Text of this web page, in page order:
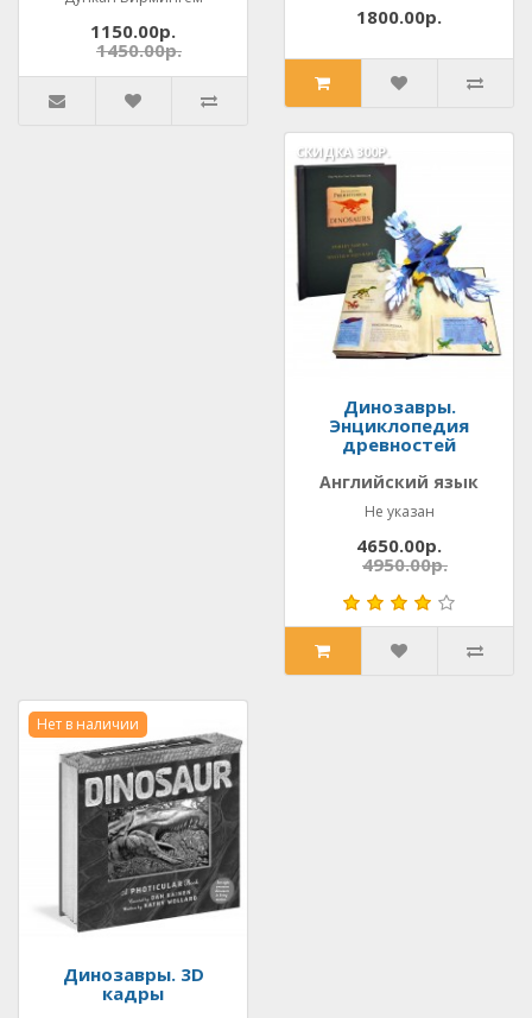
1150.00р.
1450.00р.
1800.00р.
Динозавры.
Энциклопедия
древностей
Английский язык
Не указан
СКИДКА 300Р.
4650.00р.
4950.00р.
Нет в наличии
Динозавры. 3D
кадры